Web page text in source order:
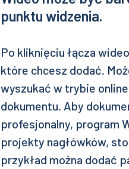
punktu widzenia.
Po kliknięciu łącza
które chcesz dodać.
wyszukać w trybie
dokumentu. Aby
profesjonalny, program
projekty nagłówków,
przykład można dodać